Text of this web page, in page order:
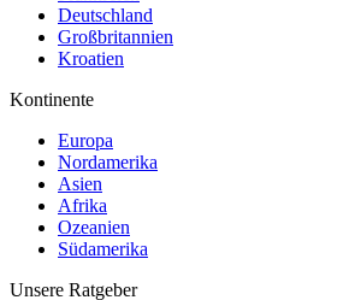
Deutschland
Großbritannien
Kroatien
Kontinente
Europa
Nordamerika
Asien
Afrika
Ozeanien
Südamerika
Unsere Ratgeber